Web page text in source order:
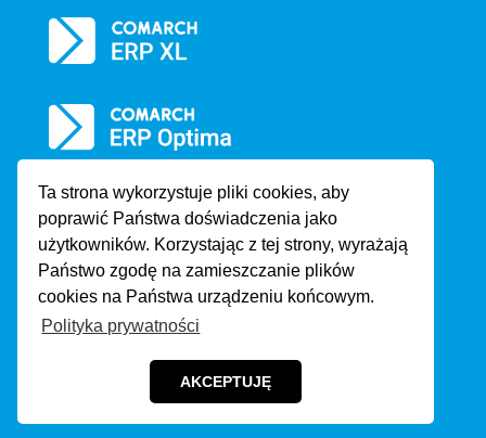
Ta strona wykorzystuje pliki cookies, aby
poprawić Państwa doświadczenia jako
użytkowników. Korzystając z tej strony, wyrażają
Państwo zgodę na zamieszczanie plików
cookies na Państwa urządzeniu końcowym.
Polityka prywatności
AKCEPTUJĘ
Copyright © 2022 by CDN-Partner w Krakowie sp. z o.o. |
Klauzula informacyjna